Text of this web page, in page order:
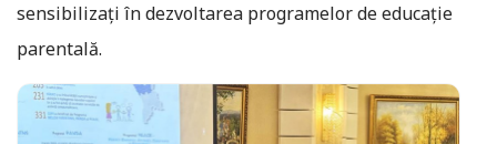
sensibilizați în dezvoltarea programelor de educație
parentală.